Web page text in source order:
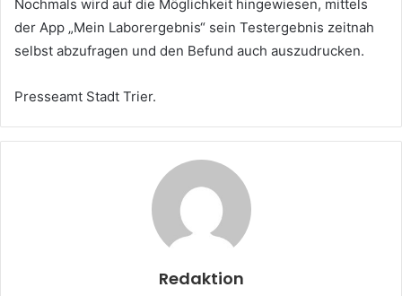
Nochmals wird auf die Möglichkeit hingewiesen, mittels
der App „Mein Laborergebnis“ sein Testergebnis zeitnah
selbst abzufragen und den Befund auch auszudrucken.
Presseamt Stadt Trier.
Redaktion